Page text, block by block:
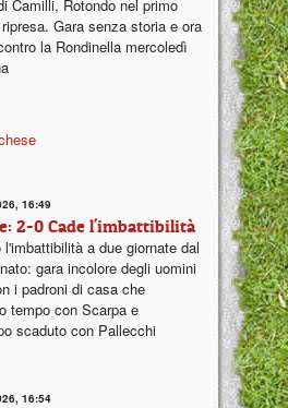
Camilli, Rotondo nel primo
Gara senza storia e ora
la Rondinella mercoledì
16:49
2-0 Cade l'imbattibilità
a due giornate dal
gara incolore degli uomini
i padroni di casa che
tempo con Scarpa e
scaduto con Pallecchi
16:54